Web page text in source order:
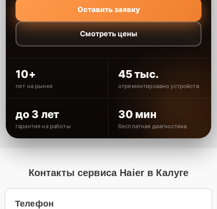
Оставить заявку
Смотреть цены
10+
лет на рынке
45 тыс.
отремонтировано устройств
до 3 лет
гарантия на работы
30 мин
бесплатная диагностика
Контакты сервиса Haier в Калуге
Телефон